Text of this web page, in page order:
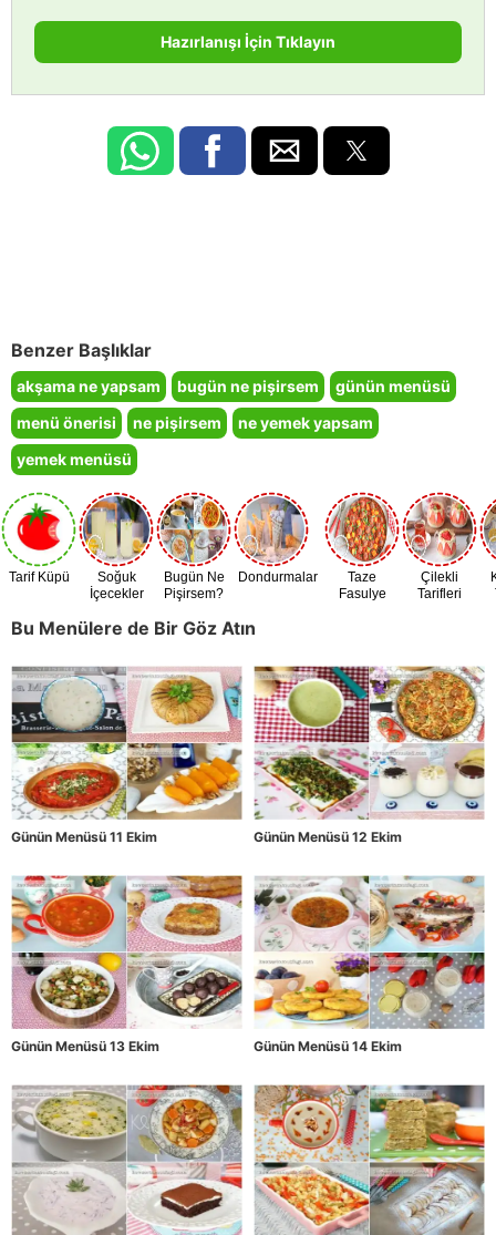
Hazırlanışı İçin Tıklayın
Benzer Başlıklar
akşama ne yapsam bugün ne pişirsem
günün menüsü
menü önerisi
ne pişirsem
ne yemek yapsam
yemek menüsü
Tarif Küpü
Soğuk
İçecekler
Bugün Ne
Pişirsem?
Dondurmalar
Taze
Fasulye
Çilekli
Tarifleri
Bu Menülere de Bir Göz Atın
Günün Menüsü 11 Ekim Günün Menüsü 12 Ekim
Günün Menüsü 13 Ekim Günün Menüsü 14 Ekim